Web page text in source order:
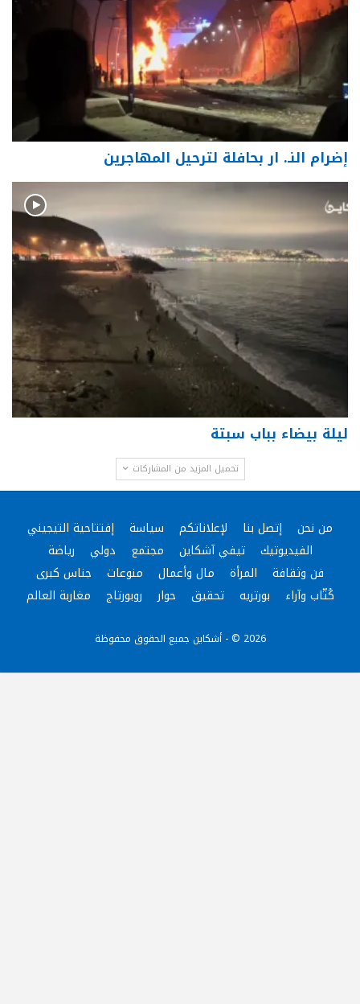
إضرام النـ. ار بحافلة لترحيل المهاجرين
ليلة بيضاء بباب سبتة
تحميل المزيد من المشاركات
من نحن إتصل بنا لإعلاناتكم سياسة
إفتتاحية التيجيني
الفيديوتيك
تيفي آشكاين مجتمع دولي
رياضة
فن وثقافة
المرأة مال وأعمال منوعات
جناس كبرى
كُتّاب وآراء
بورتريه تحقيق حوار روبورتاج مغاربة العالم
2026 © - أشكاين جميع الحقوق محفوظة